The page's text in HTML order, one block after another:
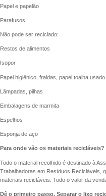
Papel e papelão
Parafusos
Não pode ser reciclado:
Restos de alimentos
Isopor
Papel higiênico, fraldas, papel toalha usado
Lâmpadas, pilhas
Embalagens de marmita
Espelhos
Esponja de aço
Para onde vão os materiais recicláveis?
Todo o material recolhido é destinado à
Trabalhadoras em Resíduos Recicláveis,
materiais recicláveis. Todo o valor da
Dê o primeiro passo. Separar o lixo